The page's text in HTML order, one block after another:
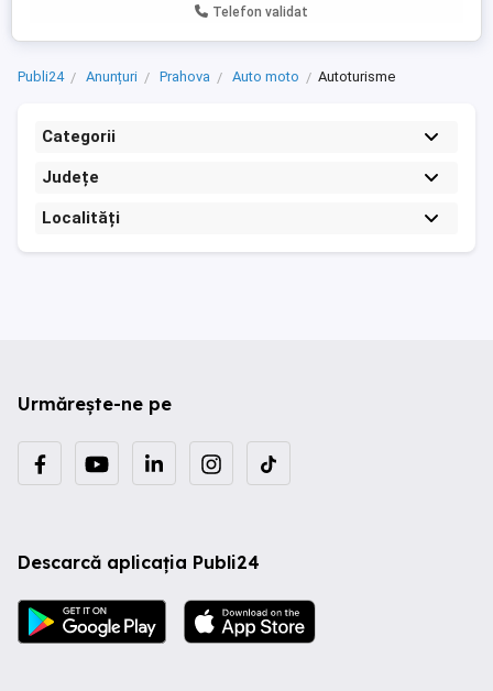
Telefon validat
Publi24 Anunțuri Prahova Auto moto Autoturisme
Categorii
Județe
Localități
Urmărește-ne pe
Descarcă aplicația Publi24